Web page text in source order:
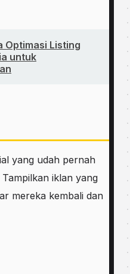
Optimasi Listing
untuk
yang udah pernah
iklan yang
mereka kembali dan